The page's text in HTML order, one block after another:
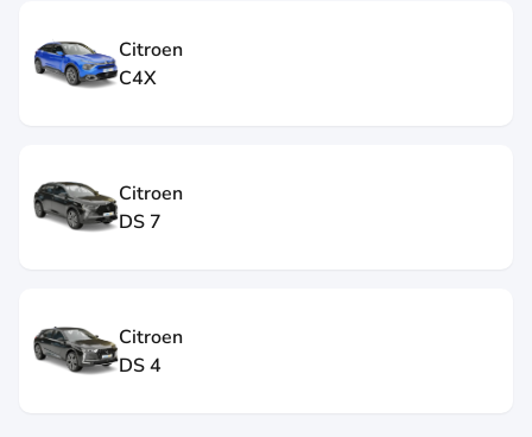
Citroen
C4X
Citroen
DS 7
Citroen
DS 4